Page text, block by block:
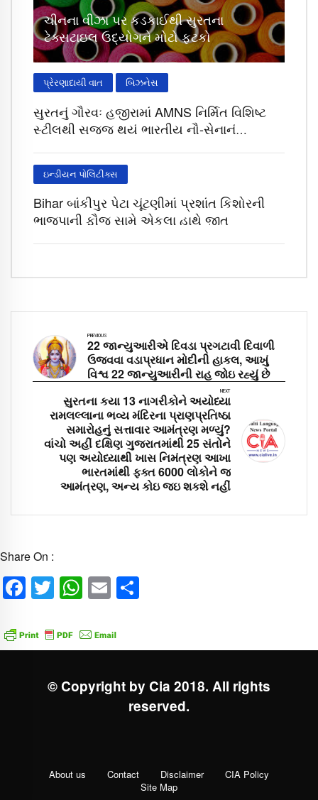
ચીનના વીઝા પર કડકાઈથી સુરતના
ટેક્સટાઇલ ઉદ્યોગને મોટો ફટકો
પ્રેરણાદાયી વાત બિઝનેસ
સુરતનું ગૌરવઃ હજીરામાં AMNS નિર્મિત વિશિષ્ટ
સ્ટીલથી સજ્જ થયું ભારતીય નૌ-સેનાનું
ઇન્ડીયન પોલિટીક્સ
Bihar બાંકીપુર પેટા ચૂંટણીમાં પ્રશાંત કિશોરની
ભાજપાની ફૌજ સામે એકલા હાથે જીત
PREVIOUS
22 જાન્યુઆરીએ દિવડા પ્રગટાવી દિવાળી
ઉજવવા વડાપ્રધાન મોદીની હાકલ, આખું
વિશ્વ 22 જાન્યુઆરીની રાહ જોઇ રહ્યું છે
NEXT
સુરતના કયા 13 નાગરીકોને અયોધ્યા
રામલલ્લાના ભવ્ય મંદિરના પ્રાણપ્રતિષ્ઠા
સમારોહનું સત્તાવાર આમંત્રણ મળ્યું?
વાંચો અહીં દક્ષિણ ગુજરાતમાંથી 25 સંતોને
પણ અયોધ્યાથી ખાસ નિમંત્રણ આખા
ભારતમાંથી ફક્ત 6000 લોકોને જ
આમંત્રણ, અન્ય કોઇ જઇ શકશે નહીં
Share On :
Facebook
TwitterWhatsApp
Email
© Copyright by Cia 2018. All rights
reserved.
About us Contact Disclaimer
CIA Policy
Site Map